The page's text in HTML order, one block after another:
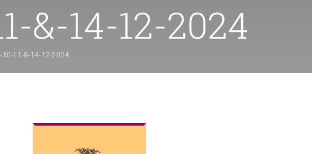
&-14-12-2024
30-11-&-14-12-2024